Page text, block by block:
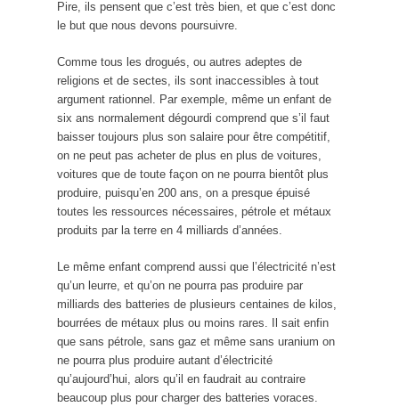
Pire, ils pensent que c’est très bien, et que c’est donc
le but que nous devons poursuivre.
Comme tous les drogués, ou autres adeptes de
religions et de sectes, ils sont inaccessibles à tout
argument rationnel. Par exemple, même un enfant de
six ans normalement dégourdi comprend que s’il faut
baisser toujours plus son salaire pour être compétitif,
on ne peut pas acheter de plus en plus de voitures,
voitures que de toute façon on ne pourra bientôt plus
produire, puisqu’en 200 ans, on a presque épuisé
toutes les ressources nécessaires, pétrole et métaux
produits par la terre en 4 milliards d’années.
Le même enfant comprend aussi que l’électricité n’est
qu’un leurre, et qu’on ne pourra pas produire par
milliards des batteries de plusieurs centaines de kilos,
bourrées de métaux plus ou moins rares. Il sait enfin
que sans pétrole, sans gaz et même sans uranium on
ne pourra plus produire autant d’électricité
qu’aujourd’hui, alors qu’il en faudrait au contraire
beaucoup plus pour charger des batteries voraces.